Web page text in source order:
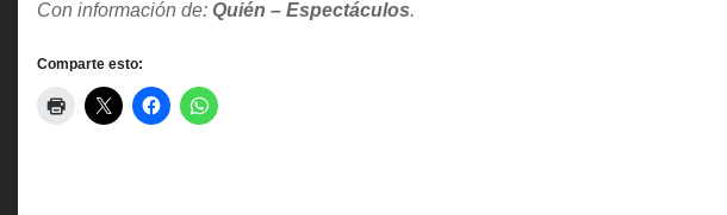
Con información de: Quién – Espectáculos.
Comparte esto: